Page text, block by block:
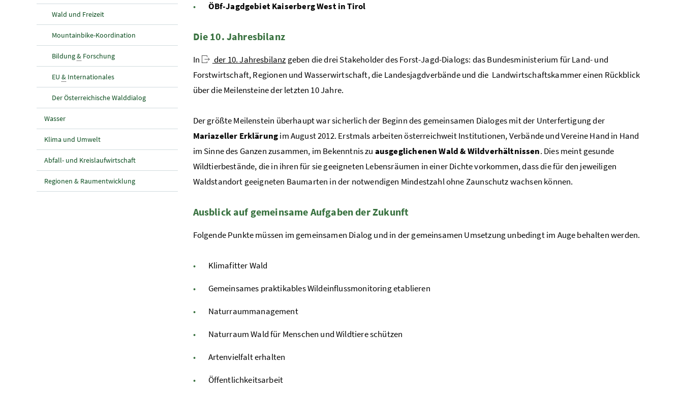
Wald und Freizeit
Mountainbike-Koordination
Bildung& Forschung
EU & Internationales
Der Österreichische Walddialog
Wasser
Klima und Umwelt
Abfall- und Kreislaufwirtschaft
Regionen & Raumentwicklung
ÖBf-Jagdgebiet Kaiserberg West in Tirol
Die 10. Jahresbilanz
In der 10. Jahresbilanz geben die drei Stakeholder des Forst-Jagd-Dialogs: das Bundesministerium für Land- und
Forstwirtschaft, Regionen und Wasserwirtschaft, die Landesjagdverbände und die Landwirtschaftskammer einen Rückblick
über die Meilensteine der letzten 10 Jahre.
Der größte Meilenstein überhaupt war sicherlich der Beginn des gemeinsamen Dialoges mit der Unterfertigung der
Mariazeller Erklärungim August 2012. Erstmals arbeiten österreichweit Institutionen, Verbände und Vereine Hand in Hand
im Sinne des Ganzen zusammen, im Bekenntnis zu ausgeglichenen Wald & Wildverhältnissen. Dies meint gesunde
Wildtierbestände, die in ihren für sie geeigneten Lebensräumen in einer Dichte vorkommen, dass die für den jeweiligen
Waldstandort geeigneten Baumarten in der notwendigen Mindestzahl ohne Zaunschutz wachsen können.
Ausblick auf gemeinsame Aufgaben der Zukunft
Folgende Punkte müssen im gemeinsamen Dialog und in der gemeinsamen Umsetzung unbedingt im Auge behalten werden.
Klimafitter Wald
Gemeinsames praktikables Wildeinflussmonitoring etablieren
Naturraummanagement
Naturraum Wald für Menschen und Wildtiere schützen
Artenvielfalt erhalten
Öffentlichkeitsarbeit